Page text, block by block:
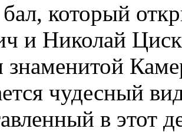
бал, который
и Николай
знаменитой
чудесный
в этот